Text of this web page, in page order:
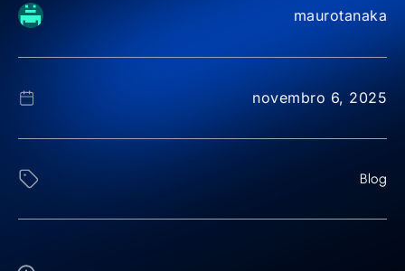
maurotanaka
novembro 6, 2025
Blog